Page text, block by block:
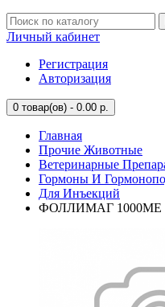
Личный кабинет
Регистрация
Авторизация
0 товар(ов) - 0.00 р.
Главная
Прочие Животные
Ветеринарные
Гормоны И
Для Инъекций
ФОЛЛИМАГ 1000МЕ